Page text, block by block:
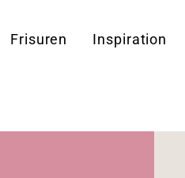
Frisuren Inspiration